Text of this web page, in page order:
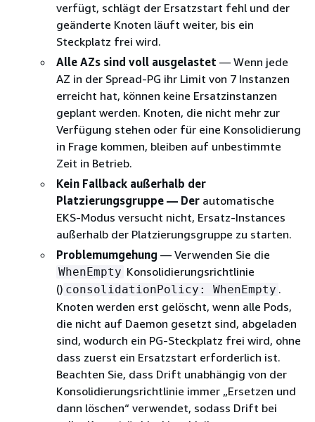
verfügt, schlägt der Ersatzstart fehl und der
geänderte Knoten läuft weiter, bis ein
Steckplatz frei wird.
Alle AZs sind voll ausgelastet — Wenn jede
AZ in der Spread-PG ihr Limit von 7 Instanzen
erreicht hat, können keine Ersatzinstanzen
geplant werden. Knoten, die nicht mehr zur
Verfügung stehen oder für eine Konsolidierung
in Frage kommen, bleiben auf unbestimmte
Zeit in Betrieb.
Kein Fallback außerhalb der
Platzierungsgruppe — Der automatische
EKS-Modus versucht nicht, Ersatz-Instances
außerhalb der Platzierungsgruppe zu starten.
Problemumgehung — Verwenden Sie die
WhenEmpty Konsolidierungsrichtlinie
() consolidationPolicy: WhenEmpty .
Knoten werden erst gelöscht, wenn alle Pods,
die nicht auf Daemon gesetzt sind, abgeladen
sind, wodurch ein PG-Steckplatz frei wird, ohne
dass zuerst ein Ersatzstart erforderlich ist.
Beachten Sie, dass Drift unabhängig von der
Konsolidierungsrichtlinie immer „Ersetzen und
dann löschen“ verwendet, sodass Drift bei